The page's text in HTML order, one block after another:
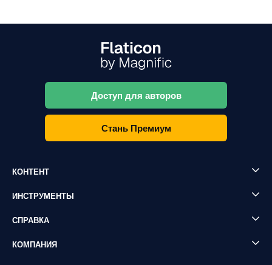
Доступ для авторов
Стань Премиум
КОНТЕНТ
ИНСТРУМЕНТЫ
СПРАВКА
КОМПАНИЯ